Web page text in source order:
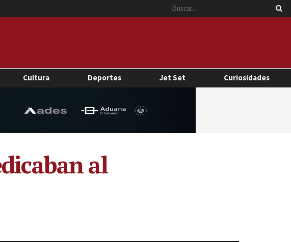
Cultura Deportes Jet Set Curiosidades
al